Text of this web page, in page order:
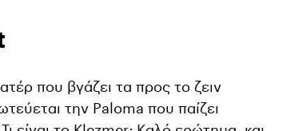
που βγάζει τα προς το ζειν
την Paloma που παίζει